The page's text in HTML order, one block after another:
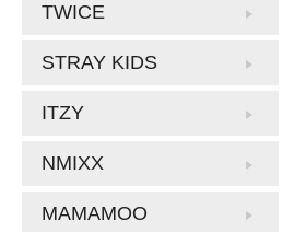
TWICE
STRAY KIDS
ITZY
NMIXX
MAMAMOO